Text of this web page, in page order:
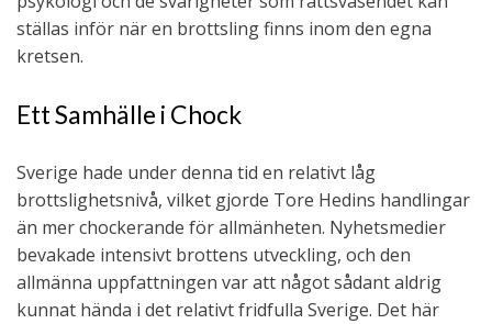
ställas inför när en brottsling finns inom den egna
kretsen.
Ett Samhälle i Chock
Sverige hade under denna tid en relativt låg
brottslighetsnivå, vilket gjorde Tore Hedins handlingar
än mer chockerande för allmänheten. Nyhetsmedier
bevakade intensivt brottens utveckling, och den
allmänna uppfattningen var att något sådant aldrig
kunnat hända i det relativt fridfulla Sverige. Det här